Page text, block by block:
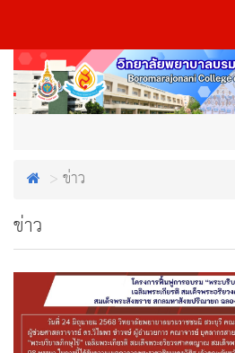
ข่าว
ข่าว